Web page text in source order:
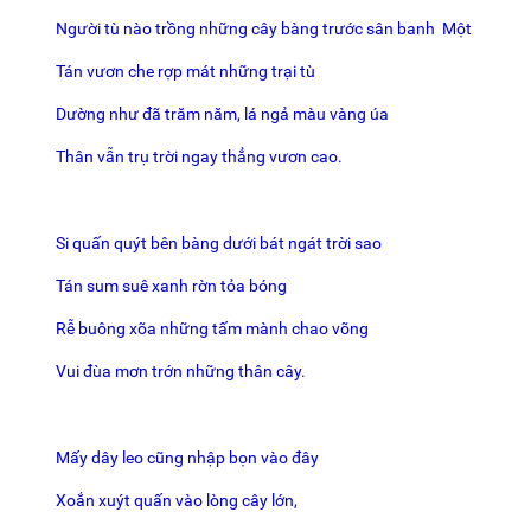
Người tù nào trồng những cây bàng trước sân banh Một
Tán vươn che rợp mát những trại tù
Dường như đã trăm năm, lá ngả màu vàng úa
Thân vẫn trụ trời ngay thẳng vươn cao.
Si quấn quýt bên bàng dưới bát ngát trời sao
Tán sum suê xanh rờn tỏa bóng
Rễ buông xõa những tấm mành chao võng
Vui đùa mơn trớn những thân cây.
Mấy dây leo cũng nhập bọn vào đây
Xoắn xuýt quấn vào lòng cây lớn,